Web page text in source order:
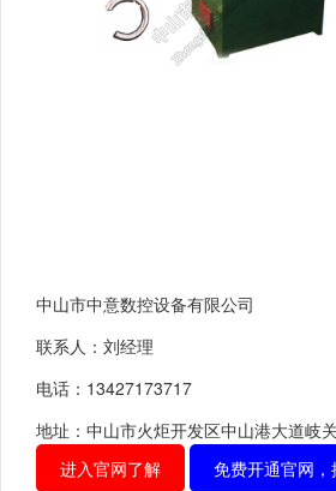
中山市中意数控设备有限公司
联系人：刘经理
电话：13427173717
地址：中山市火炬开发区中山港大道岐
进入官网了解
免费开通官网，